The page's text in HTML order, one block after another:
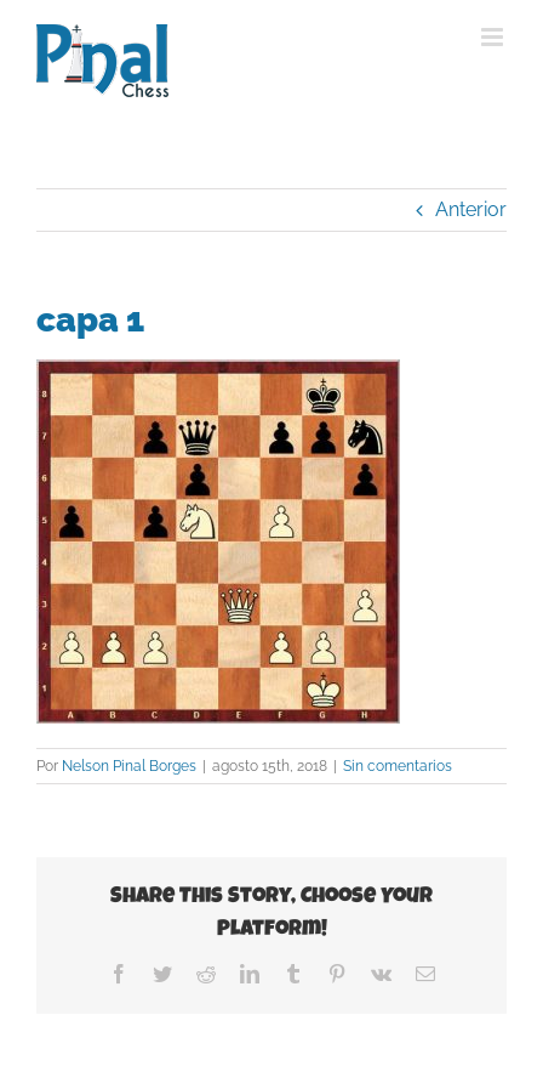
contenido
Anterior
capa 1
Por Nelson Pinal Borges | agosto 15th, 2018 | Sin comentarios
Share This Story, Choose Your
Platform!
Facebook
TwitterRedditLinkedInTumblr Pinterest
Vk
Correo